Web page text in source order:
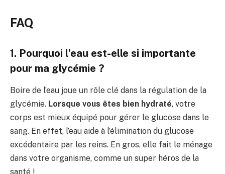
FAQ
1. Pourquoi l’eau est-elle si importante
pour ma glycémie ?
Boire de l’eau joue un rôle clé dans la régulation de la
glycémie. Lorsque vous êtes bien hydraté, votre
corps est mieux équipé pour gérer le glucose dans le
sang. En effet, l’eau aide à l’élimination du glucose
excédentaire par les reins. En gros, elle fait le ménage
dans votre organisme, comme un super héros de la
santé !